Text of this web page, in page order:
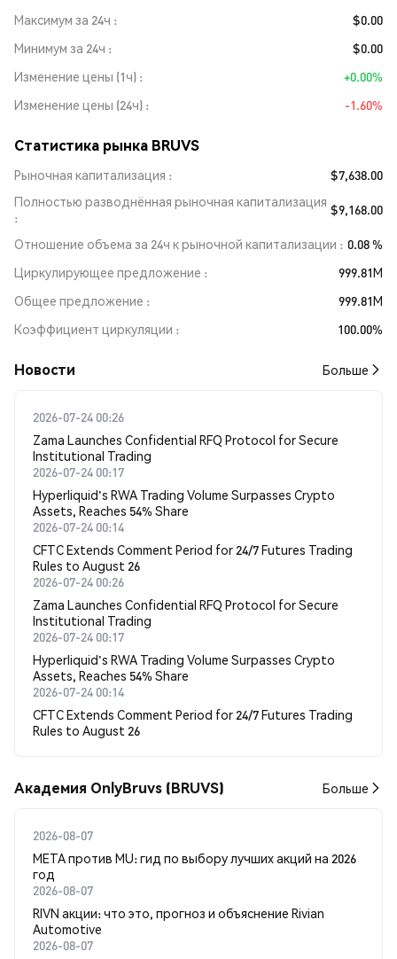
Максимум за 24ч
$0.00
Минимум за 24ч
$0.00
Изменение цены (1ч)
+0.00%
Изменение цены (24ч)
-1.60%
Статистика рынка BRUVS
Рыночная капитализация
$7,638.00
Полностью разводнённая рыночная капитализация $9,168.00
Отношение объема за 24ч к рыночной капитализации
0.08 %
Циркулирующее предложение
999.81M
Общее предложение
999.81M
Коэффициент циркуляции
100.00%
Новости Больше
2026-07-24 00:26
Zama Launches Confidential RFQ Protocol for Secure
Institutional Trading
2026-07-24 00:17
Hyperliquid's RWA Trading Volume Surpasses Crypto
Assets, Reaches 54% Share
2026-07-24 00:14
CFTC Extends Comment Period for 24/7 Futures Trading
Rules to August 26
2026-07-24 00:26
Zama Launches Confidential RFQ Protocol for Secure
Institutional Trading
2026-07-24 00:17
Hyperliquid's RWA Trading Volume Surpasses Crypto
Assets, Reaches 54% Share
2026-07-24 00:14
CFTC Extends Comment Period for 24/7 Futures Trading
Rules to August 26
Академия OnlyBruvs (BRUVS) Больше
2026-08-07
META против MU: гид по выбору лучших акций на 2026
год
2026-08-07
RIVN акции: что это, прогноз и объяснение Rivian
Automotive
2026-08-07